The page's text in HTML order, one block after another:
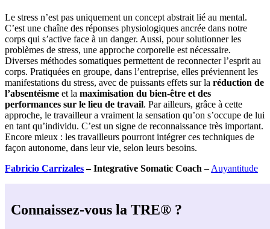
Le stress n’est pas uniquement un concept abstrait lié au mental.
C’est une chaîne des réponses physiologiques ancrée dans notre
corps qui s’active face à un danger. Aussi, pour solutionner les
problèmes de stress, une approche corporelle est nécessaire.
Diverses méthodes somatiques permettent de reconnecter l’esprit au
corps. Pratiquées en groupe, dans l’entreprise, elles préviennent les
manifestations du stress, avec de puissants effets sur la réduction de
l’absentéisme et la maximisation du bien-être et des
performances sur le lieu de travail. Par ailleurs, grâce à cette
approche, le travailleur a vraiment la sensation qu’on s’occupe de lui
en tant qu’individu. C’est un signe de reconnaissance très important.
Encore mieux : les travailleurs pourront intégrer ces techniques de
façon autonome, dans leur vie, selon leurs besoins.
Fabricio Carrizales– Integrative Somatic Coach – Auyantitude
Connaissez-vous la TRE® ?